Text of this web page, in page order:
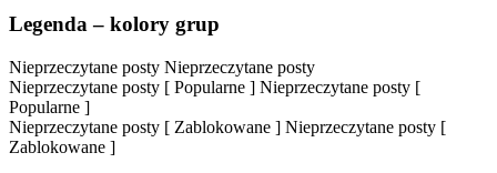
Legenda – kolory grup
Nieprzeczytane posty Nieprzeczytane posty
Nieprzeczytane posty [ Popularne ] Nieprzeczytane posty [
Popularne ]
Nieprzeczytane posty [ Zablokowane ] Nieprzeczytane posty [
Zablokowane ]